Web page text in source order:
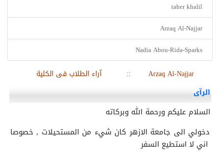
taher khalil
Arzaq Al-Najjar
Nadia Abou-Rida-Sparks
Arzaq Al-Najjar
::
آراء الطلاب فى الكلية
الرآى
السلام عليكم ورحمة الله وبركاته
دخولي الى جامعة الازهر كان شيء من المستحيلات , خصوصا
اني لا استطيع السفر